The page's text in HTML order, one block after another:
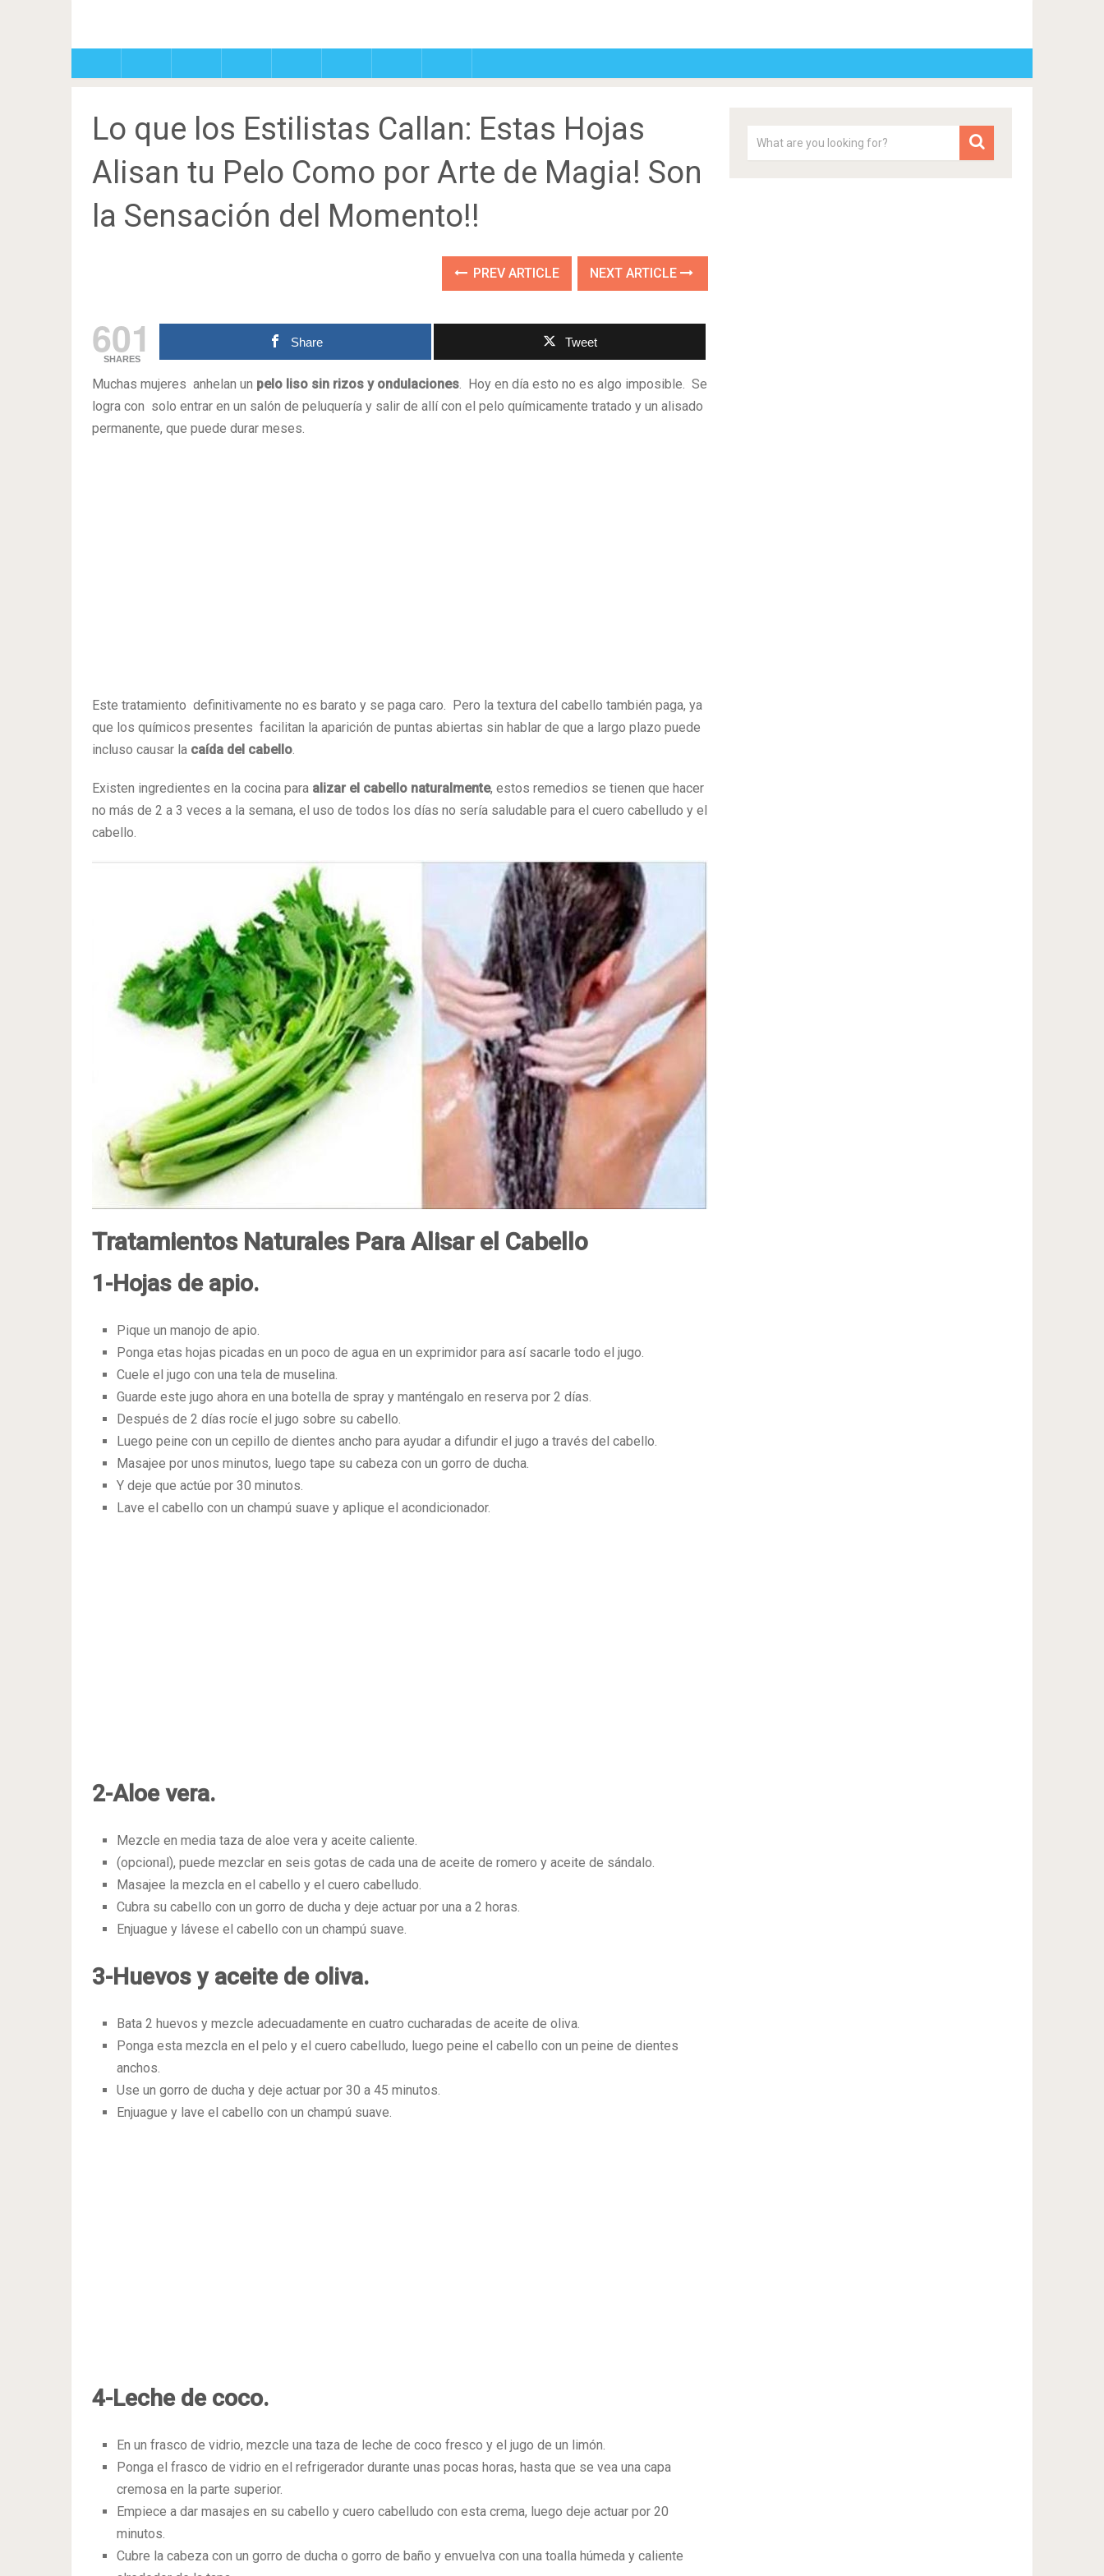
Lo que los Estilistas Callan: Estas Hojas
Alisan tu Pelo Como por Arte de Magia! Son
la Sensación del Momento!!
PREV ARTICLE NEXT ARTICLE
601
SHARES
Share Tweet
Muchas mujeres anhelan un pelo liso sin rizos y ondulaciones. Hoy en día esto no es algo imposible. Se
logra con solo entrar en un salón de peluquería y salir de allí con el pelo químicamente tratado y un alisado
permanente, que puede durar meses.
Este tratamiento definitivamente no es barato y se paga caro. Pero la textura del cabello también paga, ya
que los químicos presentes facilitan la aparición de puntas abiertas sin hablar de que a largo plazo puede
incluso causar la caída del cabello.
Existen ingredientes en la cocina para alizar el cabello naturalmente, estos remedios se tienen que hacer
no más de 2 a 3 veces a la semana, el uso de todos los días no sería saludable para el cuero cabelludo y el
cabello.
Tratamientos Naturales Para Alisar el Cabello
1-Hojas de apio.
Pique un manojo de apio.
Ponga etas hojas picadas en un poco de agua en un exprimidor para así sacarle todo el jugo.
Cuele el jugo con una tela de muselina.
Guarde este jugo ahora en una botella de spray y manténgalo en reserva por 2 días.
Después de 2 días rocíe el jugo sobre su cabello.
Luego peine con un cepillo de dientes ancho para ayudar a difundir el jugo a través del cabello.
Masajee por unos minutos, luego tape su cabeza con un gorro de ducha.
Y deje que actúe por 30 minutos.
Lave el cabello con un champú suave y aplique el acondicionador.
2-Aloe vera.
Mezcle en media taza de aloe vera y aceite caliente.
(opcional), puede mezclar en seis gotas de cada una de aceite de romero y aceite de sándalo.
Masajee la mezcla en el cabello y el cuero cabelludo.
Cubra su cabello con un gorro de ducha y deje actuar por una a 2 horas.
Enjuague y lávese el cabello con un champú suave.
3-Huevos y aceite de oliva.
Bata 2 huevos y mezcle adecuadamente en cuatro cucharadas de aceite de oliva.
Ponga esta mezcla en el pelo y el cuero cabelludo, luego peine el cabello con un peine de dientes
anchos.
Use un gorro de ducha y deje actuar por 30 a 45 minutos.
Enjuague y lave el cabello con un champú suave.
4-Leche de coco.
En un frasco de vidrio, mezcle una taza de leche de coco fresco y el jugo de un limón.
Ponga el frasco de vidrio en el refrigerador durante unas pocas horas, hasta que se vea una capa
cremosa en la parte superior.
Empiece a dar masajes en su cabello y cuero cabelludo con esta crema, luego deje actuar por 20
minutos.
Cubre la cabeza con un gorro de ducha o gorro de baño y envuelva con una toalla húmeda y caliente